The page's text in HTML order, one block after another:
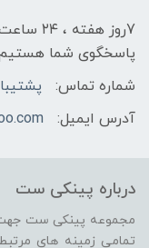
7روز
پاسخگوی شما
شماره تماس:
پشتیبانی ۲۴ ساعته:
آدرس ایمیل:
درباره پینکی ست
مجموعه پینکی ست
تمامی زمینه های